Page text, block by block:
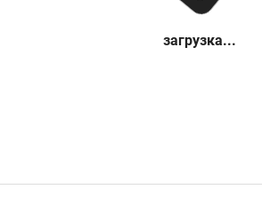
загрузка...